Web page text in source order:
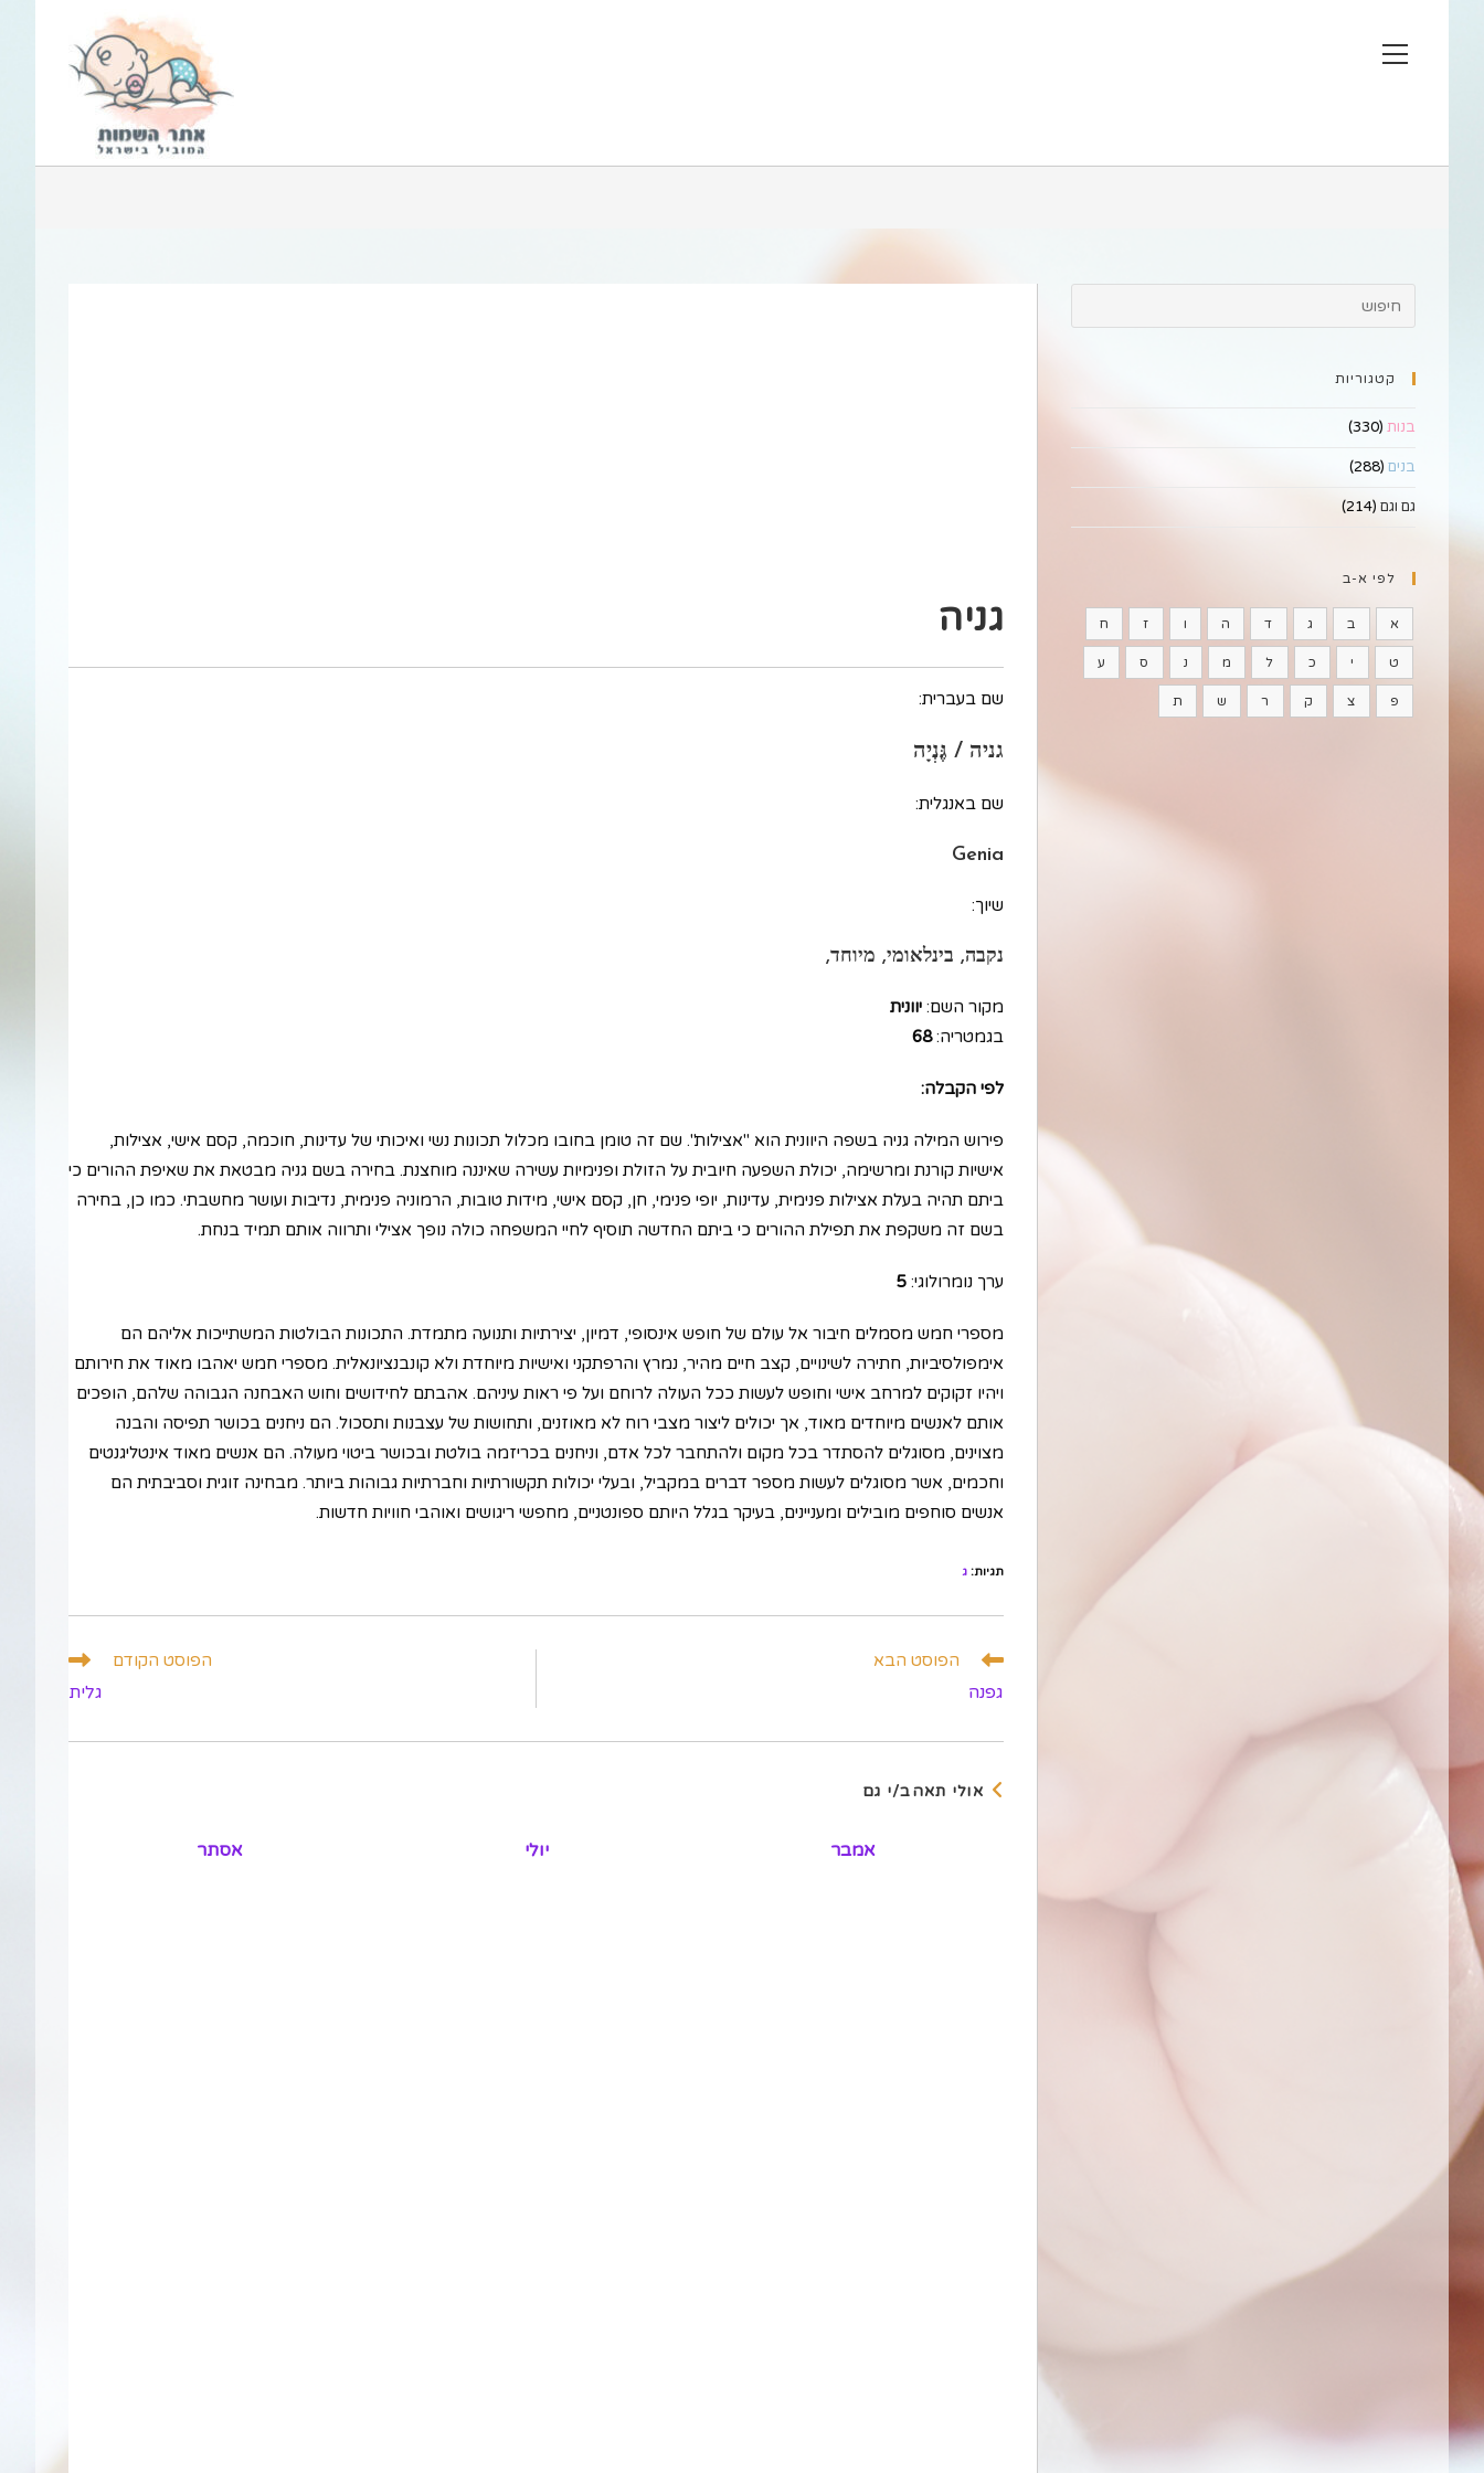
View
גניה
שם בעברית:
גניה / גֶּנְיָה
שם באנגלית:
Genia
שיוך:
נקבה, בינלאומי, מיוחד,
מקור השם: יוונית
בגמטריה:68
לפי הקבלה:
פירוש המילה גניה בשפה היוונית הוא "אצילות". שם זה טומן בחובו מכלול תכונות נשי ואיכותי של עדינות, חוכמה, קסם אישי, אצילות,
אישיות קורנת ומרשימה, יכולת השפעה חיובית על הזולת ופנימיות עשירה שאיננה מוחצנת. בחירה בשם גניה מבטאת את שאיפת ההורים כי
ביתם תהיה בעלת אצילות פנימית, עדינות, יופי פנימי, חן, קסם אישי, מידות טובות, הרמוניה פנימית, נדיבות ועושר מחשבתי. כמו כן, בחירה
בשם זה משקפת את תפילת ההורים כי ביתם החדשה תוסיף לחיי המשפחה כולה נופך אצילי ותרווה אותם תמיד בנחת.
ערך נומרולוגי: 5
מספרי חמש מסמלים חיבור אל עולם של חופש אינסופי, דמיון, יצירתיות ותנועה מתמדת. התכונות הבולטות המשתייכות אליהם הם
אימפולסיביות, חתירה לשינויים, קצב חיים מהיר, נמרץ והרפתקני ואישיות מיוחדת ולא קונבנציונאלית. מספרי חמש יאהבו מאוד את חירותם
ויהיו זקוקים למרחב אישי וחופש לעשות ככל העולה לרוחם ועל פי ראות עיניהם. אהבתם לחידושים וחוש האבחנה הגבוהה שלהם, הופכים
אותם לאנשים מיוחדים מאוד, אך יכולים ליצור מצבי רוח לא מאוזנים, ותחושות של עצבנות ותסכול. הם ניחנים בכושר תפיסה והבנה
מצוינים, מסוגלים להסתדר בכל מקום ולהתחבר לכל אדם, וניחנים בכריזמה בולטת ובכושר ביטוי מעולה. הם אנשים מאוד אינטליגנטים
וחכמים, אשר מסוגלים לעשות מספר דברים במקביל, ובעלי יכולות תקשורתיות וחברתיות גבוהות ביותר. מבחינה זוגית וסביבתית הם
אנשים סוחפים מובילים ומעניינים, בעיקר בגלל היותם ספונטניים, מחפשי ריגושים ואוהבי חוויות חדשות.
תגיות: ג
לקרוא
נוספים
הפוסט הקודם
גלית
הפוסט הבא
גפנה
אולי תאהב/י גם
אסתר יולי אמבר
קטגוריות
בנות (330)
בנים (288)
גם וגם (214)
לפי א-ב
א ב ג ד ה ו ז ח
ט י כ ל מ נ ס ע
פ צ ק ר ש ת